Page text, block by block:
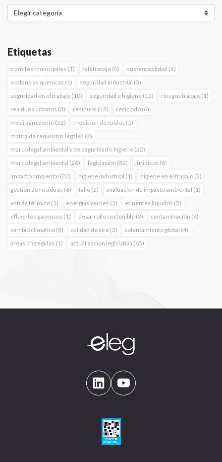
Etiquetas
tramites municipales (1) teletrabajo (0)
sustentabilidad (1)
sustancias quimicas (1)
seguridad industrial (3)
seguridad en el trabajo (10)
seguridad e higiene (15)
riesgos trabajo (1)
residuos urbanos (3)
residuos (12)
reciclado (6)
medio ambiente (52)
medicion de ruidos (1)
matriz de requisitos legales (2)
marco legal ambiental y de seguridad e higiene (32)
marco legal ambiental (26)
legislación (82)
juridicos (6)
impacto ambiental (22)
higiene industrial (1)
higiene en el trabajo (2)
gestion de residuos (6)
fallo (2)
evaluacion de impacto ambiental (1)
estrés térmico (1)
energias verdes (3)
efluentes líquidos (2)
efluentes gaseosos (1)
desarrollo sostenible (3)
contaminación (4)
cambio climatico (8)
calidad de aire (3)
calentamiento global (4)
areas protegidas (1)
actualizacion legislativa (65)